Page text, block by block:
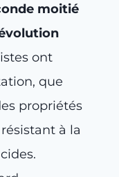
moitié
ont
que
propriétés
à la